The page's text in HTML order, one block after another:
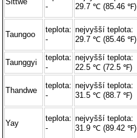
-
29.7 ℃ (85.46 ℉)
Taungoo
teplota:
-
nejvyšší teplota:
29.7 ℃ (85.46 ℉)
Taunggyi
teplota:
-
nejvyšší teplota:
22.5 ℃ (72.5 ℉)
Thandwe
teplota:
-
nejvyšší teplota:
31.5 ℃ (88.7 ℉)
Yay
teplota:
-
nejvyšší teplota:
31.9 ℃ (89.42 ℉)